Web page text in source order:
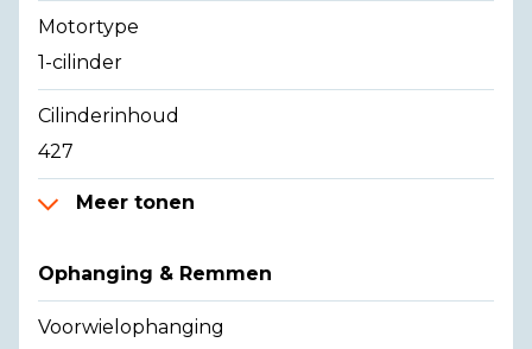
Motortype
1-cilinder
Cilinderinhoud
427
Meer tonen
Ophanging & Remmen
Voorwielophanging